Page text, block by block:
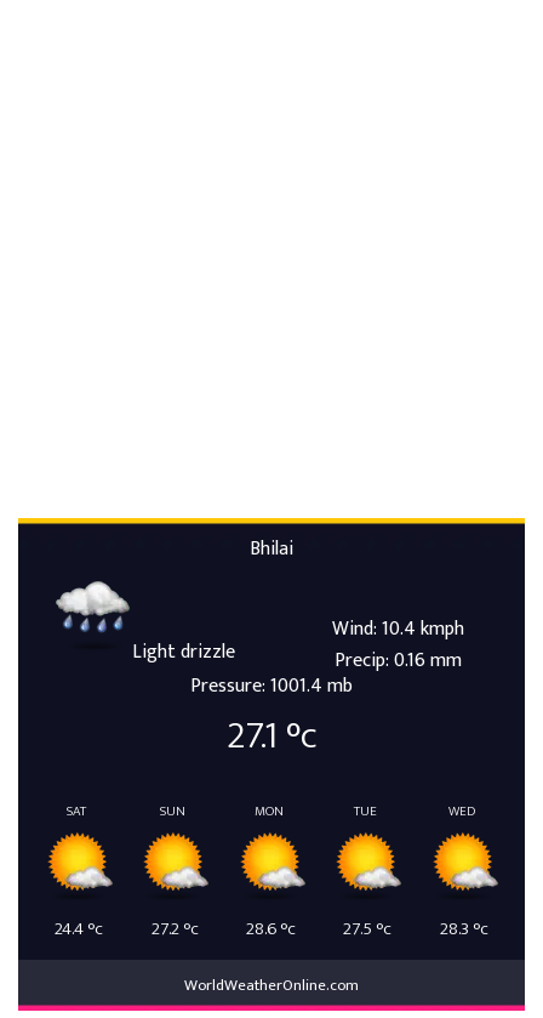
Bhilai
Light drizzle
Wind: 10.4 kmph
Precip: 0.16 mm
Pressure: 1001.4 mb
27.1°c
SAT
24.4°c
SUN
27.2°c
MON
28.6°c
TUE
27.5 °c
WED
28.3 °c
WorldWeatherOnline.com